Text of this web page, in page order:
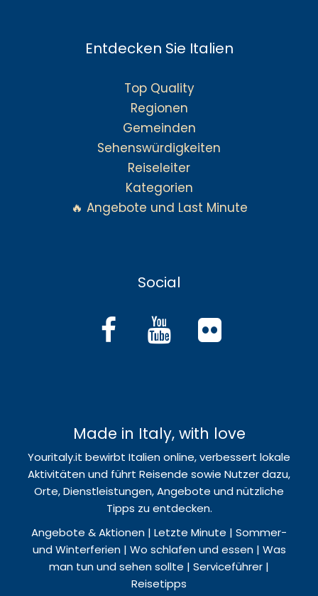
Entdecken Sie Italien
Top Quality
Regionen
Gemeinden
Sehenswürdigkeiten
Reiseleiter
Kategorien
🔥 Angebote und Last Minute
Social
Made in Italy, with love
Youritaly.it bewirbt Italien online, verbessert lokale
Aktivitäten und führt Reisende sowie Nutzer dazu,
Orte, Dienstleistungen, Angebote und nützliche
Tipps zu entdecken.
Angebote & Aktionen | Letzte Minute | Sommer-
und Winterferien | Wo schlafen und essen | Was
man tun und sehen sollte | Serviceführer |
Reisetipps